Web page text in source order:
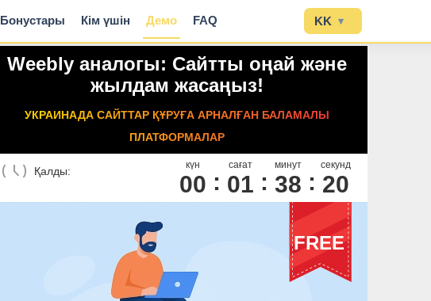
Бонустары Кім үшін Демо FAQ KK ▾
Weebly аналогы: Сайтты оңай және
жылдам жасаңыз!
УКРАИНАДА САЙТТАР ҚҰРУҒА АРНАЛҒАН БАЛАМАЛЫ
ПЛАТФОРМАЛАР
Қалды: күн
00
сағат
01
минут
38
секунд
19
FREE